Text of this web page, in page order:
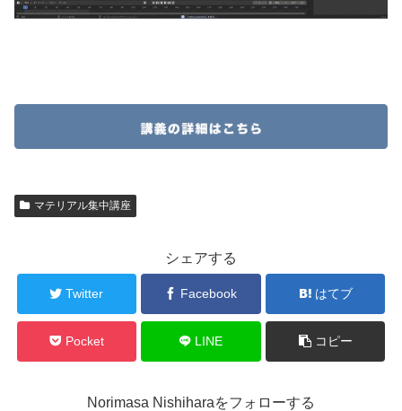
マテリアル集中講座
シェアする
Twitter Facebook はてブ
Pocket LINE コピー
Norimasa Nishiharaをフォローする